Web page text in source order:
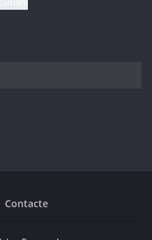
Contacte